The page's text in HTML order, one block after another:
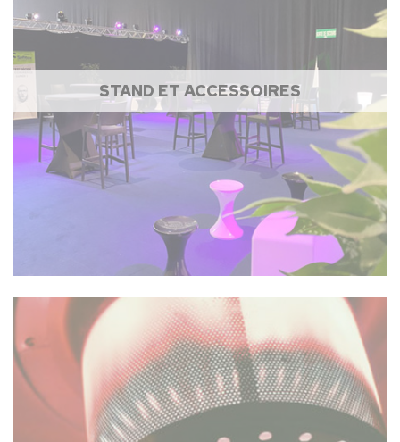
STAND ET ACCESSOIRES